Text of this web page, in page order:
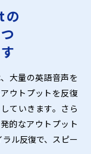
大量の英語音声を
ウトプットを反復
ていきます。さら
的なアウトプット
ル反復で、スピー